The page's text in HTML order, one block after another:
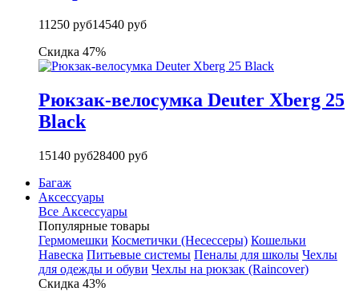
11250 руб14540 руб
Скидка 47%
Рюкзак-велосумка Deuter Xberg 25
Black
15140 руб28400 руб
Багаж
Аксессуары
Все Аксессуары
Популярные товары
Гермомешки Косметички (Несессеры) Кошельки
Навеска Питьевые системы Пеналы для школы Чехлы
для одежды и обуви Чехлы на рюкзак (Raincover)
Скидка 43%